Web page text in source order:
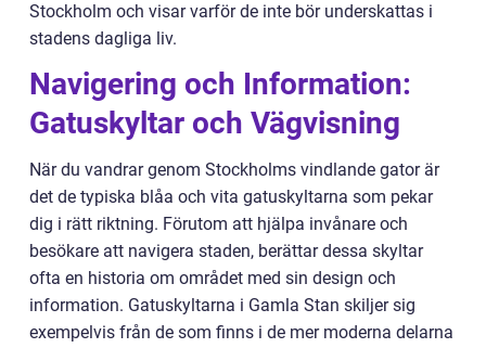
Stockholm och visar varför de inte bör underskattas i
stadens dagliga liv.
Navigering och Information:
Gatuskyltar och Vägvisning
När du vandrar genom Stockholms vindlande gator är
det de typiska blåa och vita gatuskyltarna som pekar
dig i rätt riktning. Förutom att hjälpa invånare och
besökare att navigera staden, berättar dessa skyltar
ofta en historia om området med sin design och
information. Gatuskyltarna i Gamla Stan skiljer sig
exempelvis från de som finns i de mer moderna delarna